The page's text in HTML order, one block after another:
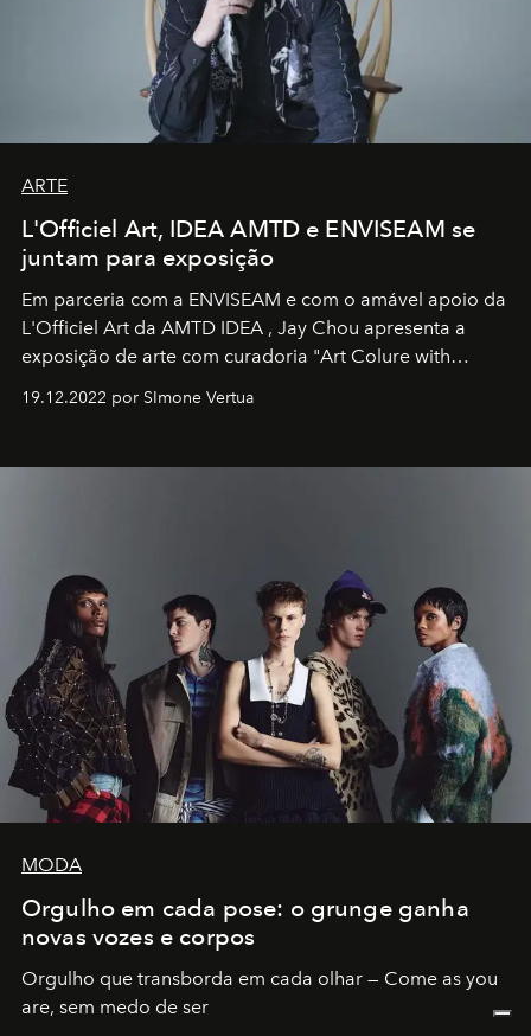
ARTE
L'Officiel Art, IDEA AMTD e ENVISEAM se
juntam para exposição
Em parceria com a ENVISEAM e com o amável apoio da
L'Officiel Art da AMTD IDEA , Jay Chou apresenta a
exposição de arte com curadoria "Art Colure with
19.12.2022 por SImone Vertua
MODA
Orgulho em cada pose: o grunge ganha
novas vozes e corpos
Orgulho que transborda em cada olhar — Come as you
are, sem medo de ser